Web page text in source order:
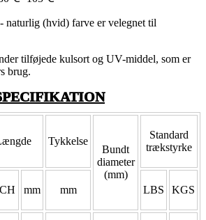
naturlig (hvid) farve er velegnet til
tilføjede kulsort og UV-middel, som er
brug.
Tykkelse
Bundt
diameter
(mm)
Standard
trækstyrke
mm mm LBS KGS